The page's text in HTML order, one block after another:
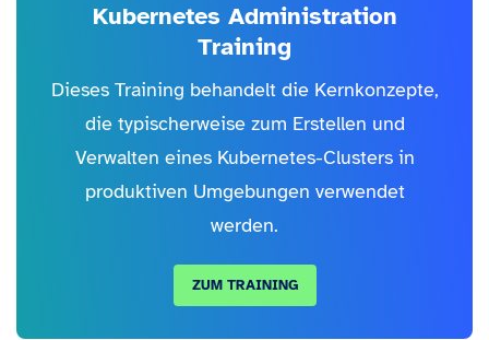
Kubernetes Administration
Training
Dieses Training behandelt die Kernkonzepte,
die typischerweise zum Erstellen und
Verwalten eines Kubernetes-Clusters in
produktiven Umgebungen verwendet
werden.
ZUM TRAINING